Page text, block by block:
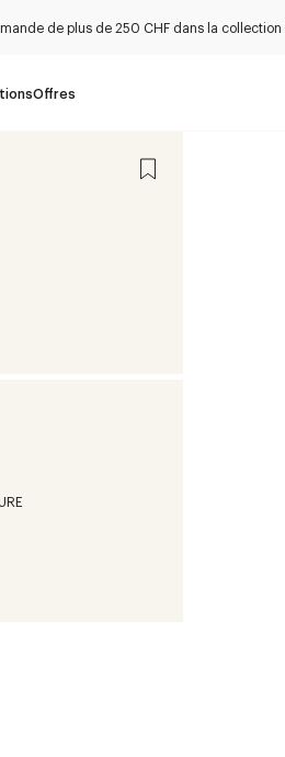
de plus de 250 CHF dans la collection
Offres